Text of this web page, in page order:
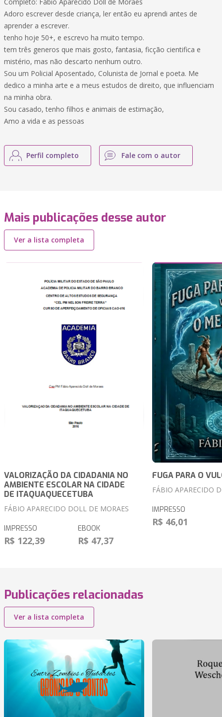
Adoro escrever desde criança, ler então eu aprendi antes de
aprender a escrever.
tenho hoje 50+, e escrevo ha muito tempo.
tem três generos que mais gosto, fantasia, ficção cientifica e
mistério, mas não descarto nenhum outro.
Sou um Policial Aposentado, Colunista de Jornal e poeta. Me
dedico a minha arte e a meus estudos de direito, que influenciam
na minha obra.
Sou casado, tenho filhos e animais de estimação,
Amo a vida e as pessoas
Perfil completo Fale com o autor
Mais publicações desse autor
Ver a lista completa
VALORIZAÇÃO DA CIDADANIA NO
AMBIENTE ESCOLAR NA CIDADE
DE ITAQUAQUECETUBA
FÁBIO APARECIDO DOLL DE MORAES
IMPRESSO
R$ 122,39
EBOOK
R$ 47,37
FUGA PARA O
FÁBIO APARECIDO
IMPRESSO
R$ 46,01
Publicações relacionadas
Ver a lista completa